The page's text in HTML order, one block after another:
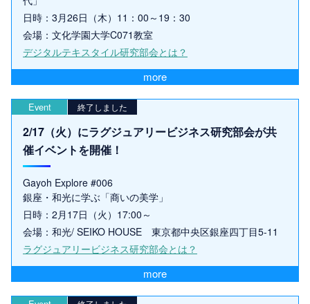
日時：3月26日（木）11：00～19：30
会場：文化学園大学C071教室
デジタルテキスタイル研究部会とは？
more
Event 終了しました
2/17（火）にラグジュアリービジネス研究部会が共
催イベントを開催！
Gayoh Explore #006
銀座・和光に学ぶ「商いの美学」
日時：2月17日（火）17:00～
会場：和光/ SEIKO HOUSE 東京都中央区銀座四丁目5-11
ラグジュアリービジネス研究部会とは？
more